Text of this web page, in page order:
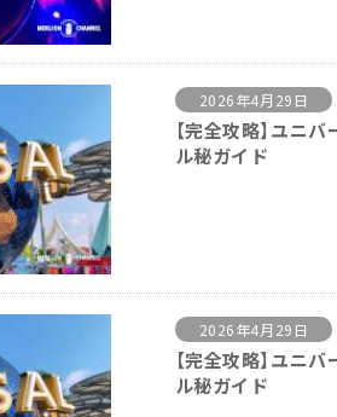
2026年4月29日
【完全攻略】ユニ
ル秘ガイド
2026年4月29日
【完全攻略】ユニ
ル秘ガイド